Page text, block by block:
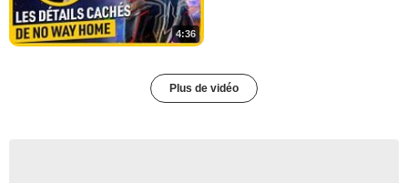
4:36
Plus de vidéo